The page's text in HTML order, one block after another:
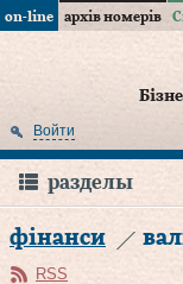
on-line архів номерів
Войти
разделы
фінанси
RSS